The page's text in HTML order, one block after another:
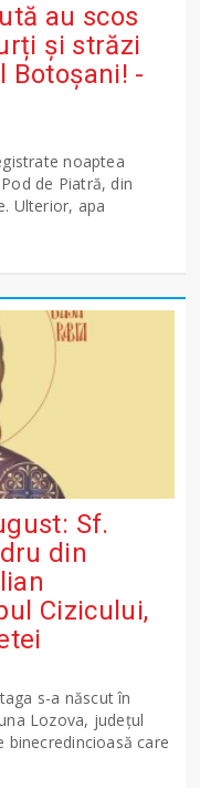
au scos
și străzi
Botoșani! -
noaptea
de Piatră, din
Ulterior, apa
Sf.
din
Cizicului,
s-a născut în
Lozova, județul
care